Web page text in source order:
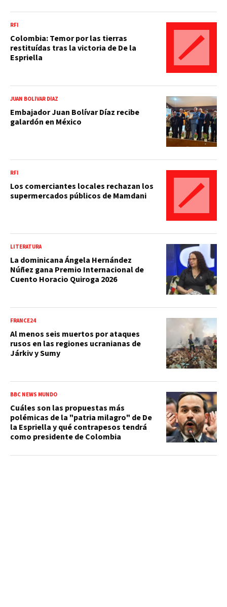
RFI
Colombia: Temor por las tierras
restituídas tras la victoria de De la
Espriella
JUAN BOLÍVAR DÍAZ
Embajador Juan Bolívar Díaz recibe
galardón en México
RFI
Los comerciantes locales rechazan los
supermercados públicos de Mamdani
LITERATURA
La dominicana Ángela Hernández
Núñez gana Premio Internacional de
Cuento Horacio Quiroga 2026
FRANCE24
Al menos seis muertos por ataques
rusos en las regiones ucranianas de
Járkiv y Sumy
BBC NEWS MUNDO
Cuáles son las propuestas más
polémicas de la "patria milagro" de De
la Espriella y qué contrapesos tendrá
como presidente de Colombia